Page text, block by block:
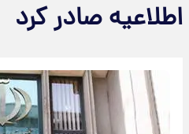
اطلاعیه صادر کرد